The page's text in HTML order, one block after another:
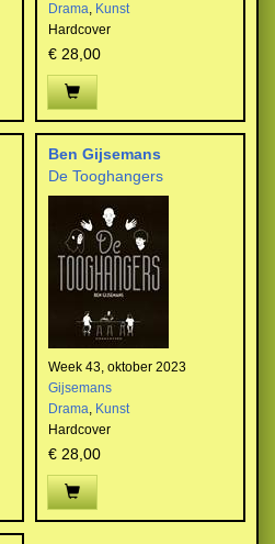
Drama, Kunst
Hardcover
€ 28,00
Ben Gijsemans
De Tooghangers
Week 43, oktober 2023
Gijsemans
Drama, Kunst
Hardcover
€ 28,00